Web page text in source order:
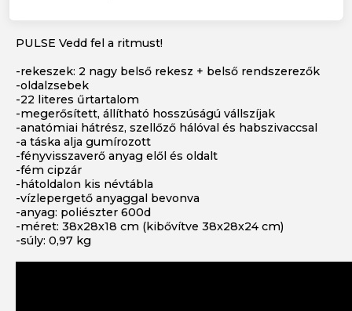
PULSE Vedd fel a ritmust!
-rekeszek: 2 nagy belső rekesz + belső rendszerezők
-oldalzsebek
-22 literes űrtartalom
-megerősített, állítható hosszúságú vállszíjak
-anatómiai hátrész, szellőző hálóval és habszivaccsal
-a táska alja gumírozott
-fényvisszaverő anyag elől és oldalt
-fém cipzár
-hátoldalon kis névtábla
-vízlepergető anyaggal bevonva
-anyag: poliészter 600d
-méret: 38x28x18 cm (kibővítve 38x28x24 cm)
-súly: 0,97 kg